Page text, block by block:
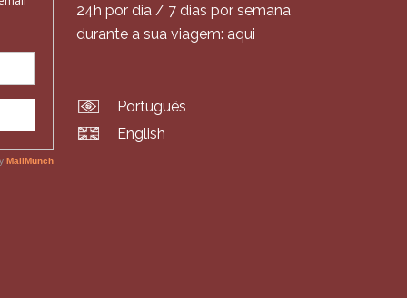
24h por dia / 7 dias por semana
durante a sua viagem: aqui
Português
English